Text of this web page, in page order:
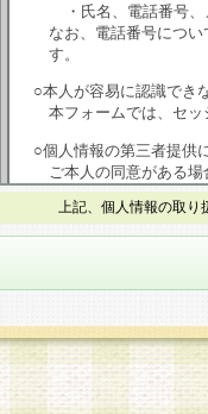
・氏名、電話番号
なお、電話番号につ
す。
○本人が容易に認識でき
本フォームでは、セッ
○個人情報の第三者提供
ご本人の同意がある
は第三者に提供しませ
個人情報の取り扱い
す企業を選定して委
本人からの求めによ
知・開示・内容の訂
（以下、総称して「開
開示等に応じる窓口
上記、個人情報の取